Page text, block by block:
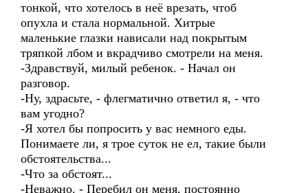
тонкой, что хотелось в неё врезать, чтоб
опухла и стала нормальной. Хитрые
маленькие глазки нависали над покрытым
тряпкой лбом и вкрадчиво смотрели на меня.
-Здравствуй, милый ребенок. - Начал он
разговор.
-Ну, здрасьте, - флегматично ответил я, - что
вам угодно?
-Я хотел бы попросить у вас немного еды.
Понимаете ли, я трое суток не ел, такие были
обстоятельства...
-Что за обстоят...
-Неважно. - Перебил он меня, постоянно